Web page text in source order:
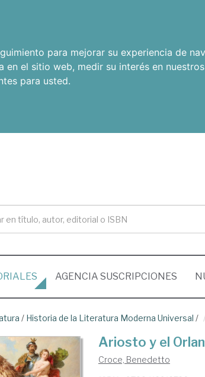
para mejorar su experiencia de
en el sitio web, medir su interés en
para usted.
AGENCIA SUSCRIPCIONES
/ Historia de la Literatura Moderna Universal /
Ariosto y el
Croce, Benedetto